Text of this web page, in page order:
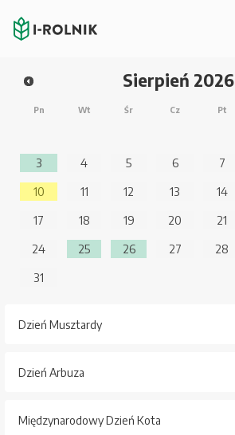
Sierpień 2026
Pn Wt Śr Cz Pt
3
4 5 6 7
10
11 12 13 14
17
18 19 20 21
24
25 26 27 28
31
Dzień Musztardy
Dzień Arbuza
Międzynarodowy Dzień Kota